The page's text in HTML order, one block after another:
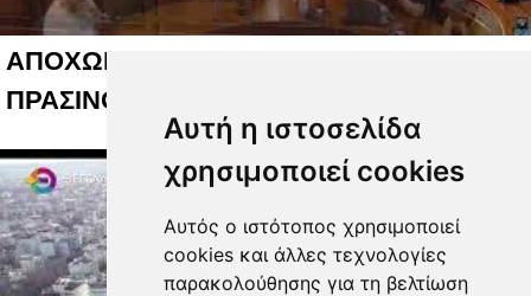
Αυτή η ιστοσελίδα
χρησιμοποιεί cookies
Αυτός ο ιστότοπος χρησιμοποιεί
cookies και άλλες τεχνολογίες
παρακολούθησης για τη βελτίωση
ΑΠΟΧΩΡΗΣΕΙΣ ΓΙΑ ΤΟ ΚΟΣΤΟΣ ΤΟΥ
ΠΡΑΣΙΝΟΥ 05 08 2026